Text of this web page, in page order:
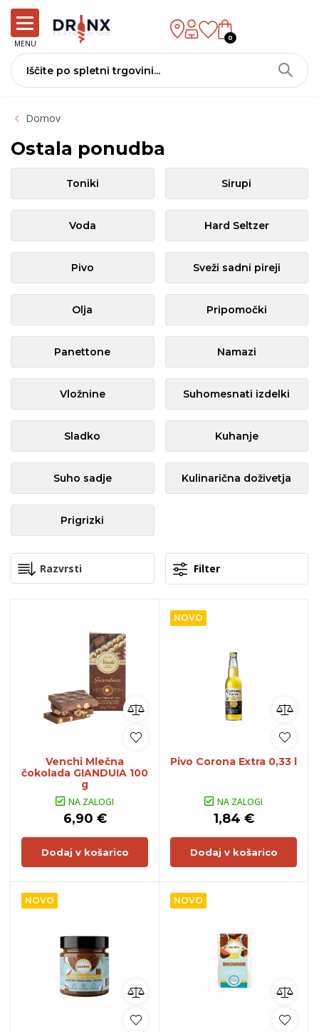
MENU
0
Domov
Ostala ponudba
Toniki Sirupi
Voda Hard Seltzer
Pivo Sveži sadni pireji
Olja Pripomočki
Panettone Namazi
Vložnine Suhomesnati izdelki
Sladko Kuhanje
Suho sadje Kulinarična doživetja
Prigrizki
Filter
Venchi Mlečna
čokolada GIANDUIA 100
g
NA ZALOGI
6,90 €
Dodaj v košarico
NOVO
Pivo Corona Extra 0,33 l
NA ZALOGI
1,84 €
Dodaj v košarico
NOVO NOVO